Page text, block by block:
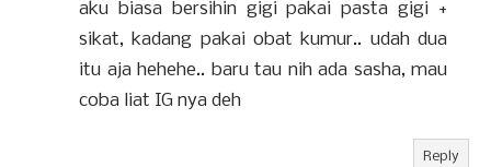
aku biasa bersihin gigi pakai pasta gigi +
sikat, kadang pakai obat kumur.. udah dua
itu aja hehehe.. baru tau nih ada sasha, mau
coba liat IG nya deh
Reply